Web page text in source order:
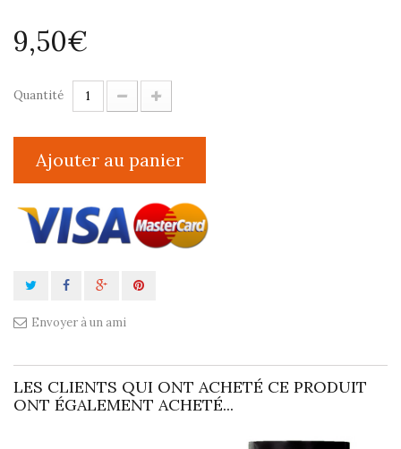
9,50€
Quantité
Ajouter au panier
Envoyer à un ami
LES CLIENTS QUI ONT ACHETÉ CE PRODUIT
ONT ÉGALEMENT ACHETÉ...